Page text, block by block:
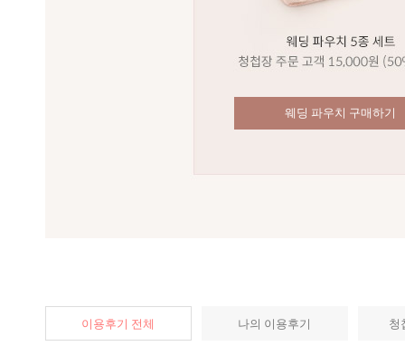
웨딩 파우치 구매하기
이용후기 전체 나의 이용후기 청